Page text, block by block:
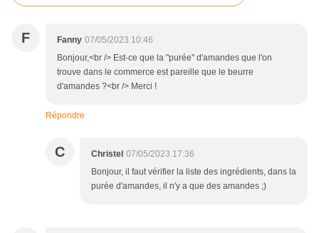
F Fanny 07/05/2023 10:46
Bonjour,<br /> Est-ce que la "purée" d'amandes que l'on
trouve dans le commerce est pareille que le beurre
d'amandes ?<br /> Merci !
Répondre
C Christel 07/05/2023 17:36
Bonjour, il faut vérifier la liste des ingrédients, dans la
purée d'amandes, il n'y a que des amandes ;)